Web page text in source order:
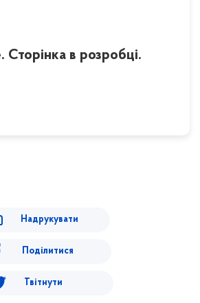
Сторінка в розробці.
Надрукувати
Поділитися
Твітнути